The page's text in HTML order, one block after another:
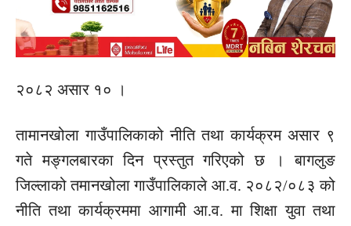
२०८२ असार १० ।
तामानखोला गाउँपालिकाको नीति तथा कार्यक्रम असार ९
गते मङ्गलबारका दिन प्रस्तुत गरिएको छ । बागलुङ
जिल्लाको तमानखोला गाउँपालिकाले आ.व. २०८२/०८३ को
नीति तथा कार्यक्रममा आगामी आ.व. मा शिक्षा युवा तथा